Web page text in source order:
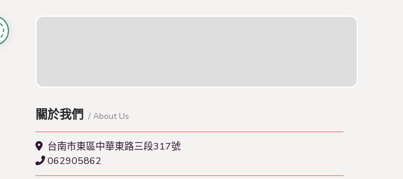
關於我們 / About Us
台南市東區中華東路三段317號
062905862